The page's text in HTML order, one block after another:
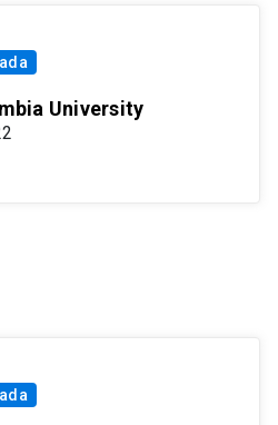
University